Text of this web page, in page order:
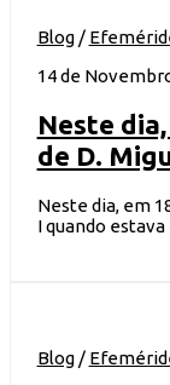
Blog/
14 de
Neste
de D.
Neste dia, em
I quando
Blog/